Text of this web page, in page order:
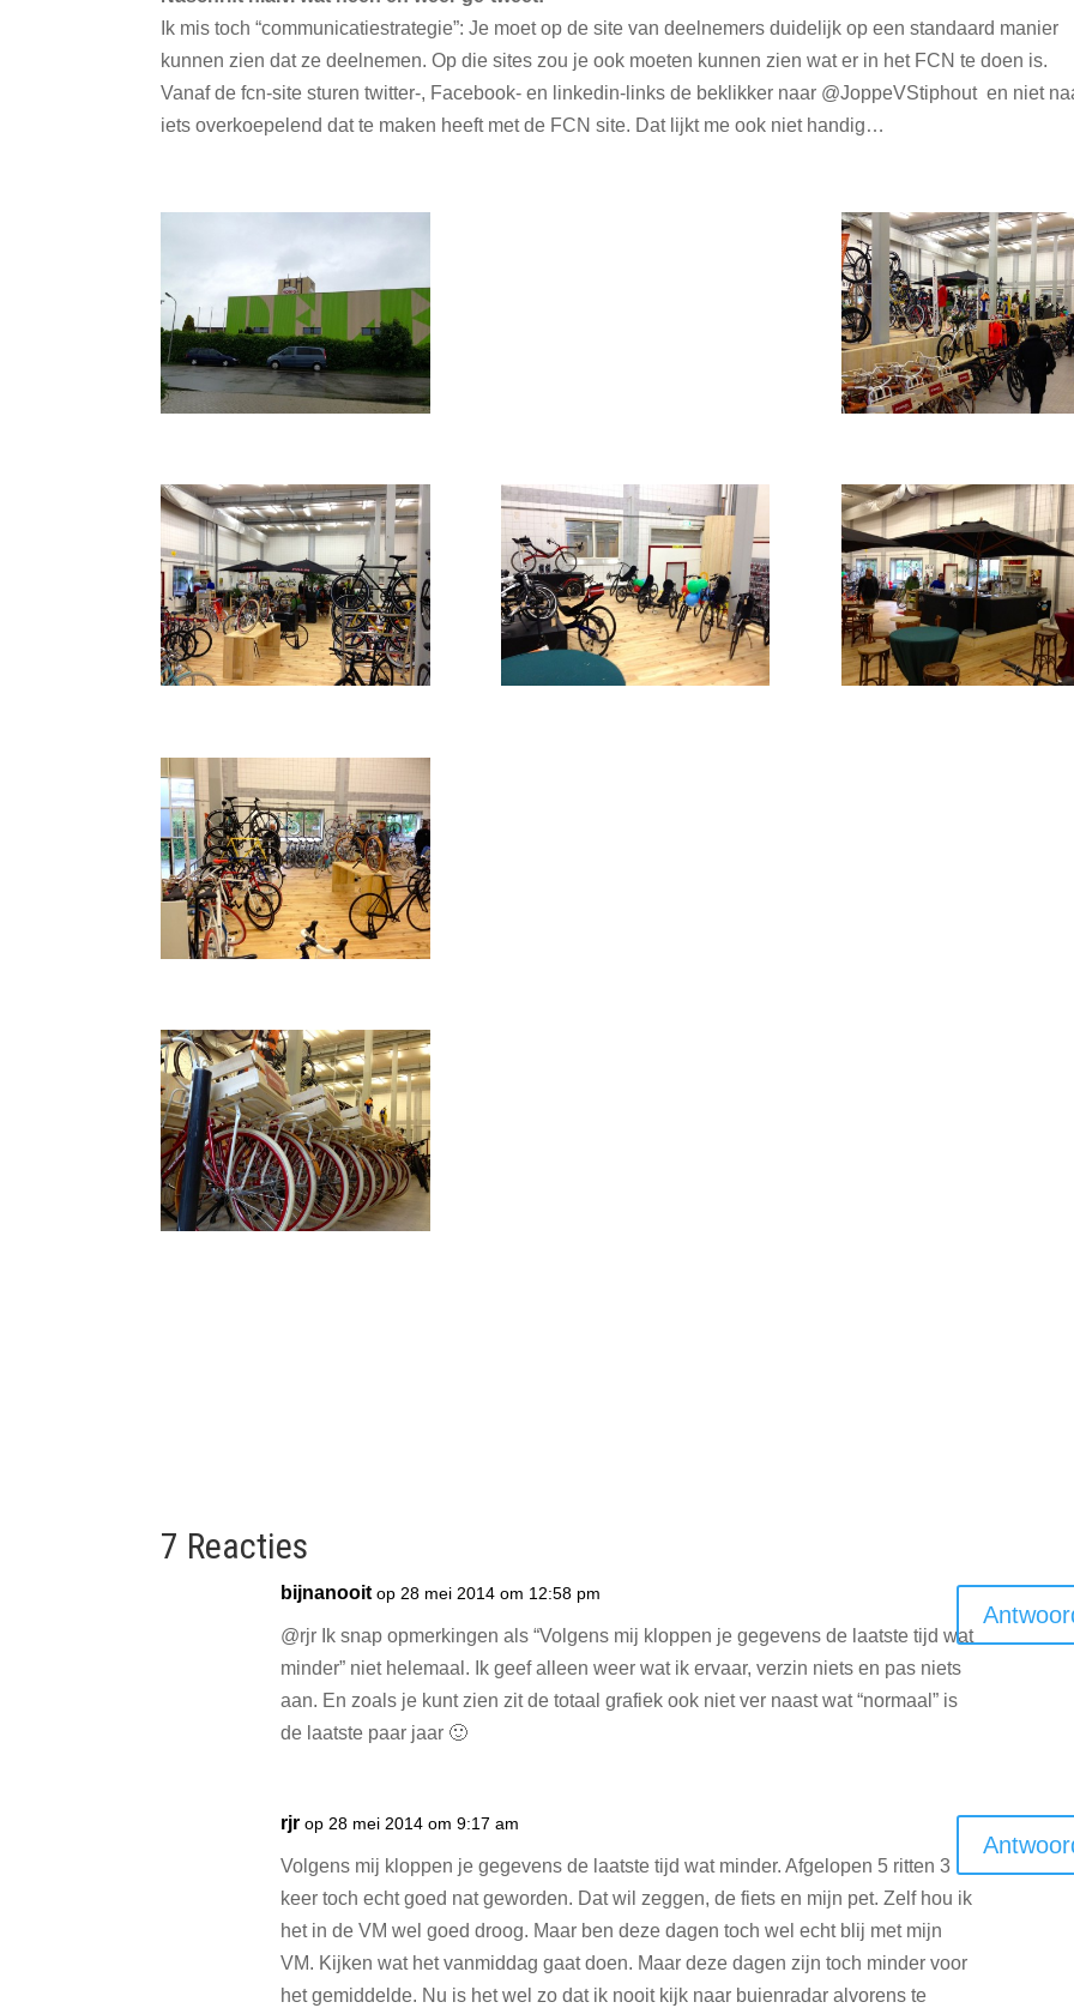
Ik mis toch “communicatiestrategie”: Je moet op de site van deelnemers duidelijk op een standaard manier
kunnen zien dat ze deelnemen. Op die sites zou je ook moeten kunnen zien wat er in het FCN te doen is.
Vanaf de fcn-site sturen twitter-, Facebook- en linkedin-links de beklikker naar @JoppeVStiphout en niet
iets overkoepelend dat te maken heeft met de FCN site. Dat lijkt me ook niet handig…
7 Reacties
bijnanooit op 28 mei 2014 om 12:58 pm
@rjr Ik snap opmerkingen als “Volgens mij kloppen je gegevens de laatste tijd wat
minder” niet helemaal. Ik geef alleen weer wat ik ervaar, verzin niets en pas niets
aan. En zoals je kunt zien zit de totaal grafiek ook niet ver naast wat “normaal” is
de laatste paar jaar 🙂
rjr op 28 mei 2014 om 9:17 am
Volgens mij kloppen je gegevens de laatste tijd wat minder. Afgelopen 5 ritten 3
keer toch echt goed nat geworden. Dat wil zeggen, de fiets en mijn pet. Zelf hou ik
het in de VM wel goed droog. Maar ben deze dagen toch wel echt blij met mijn
VM. Kijken wat het vanmiddag gaat doen. Maar deze dagen zijn toch minder voor
het gemiddelde. Nu is het wel zo dat ik nooit kijk naar buienradar alvorens te